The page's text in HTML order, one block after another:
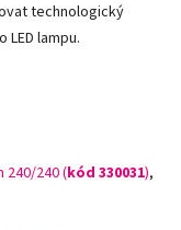
technologický
lampu.
240/240 (kód 330031),